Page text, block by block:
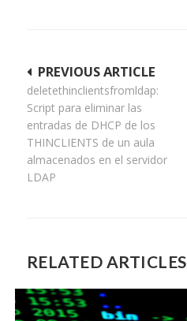
Navegación
de
entradas
PREVIOUS ARTICLE
deletethinclientsfromldap:
Script para eliminar las
entradas de DHCP de los
THINCLIENTS de un aula
almacenados en el servidor
LDAP
RELATED ARTICLES